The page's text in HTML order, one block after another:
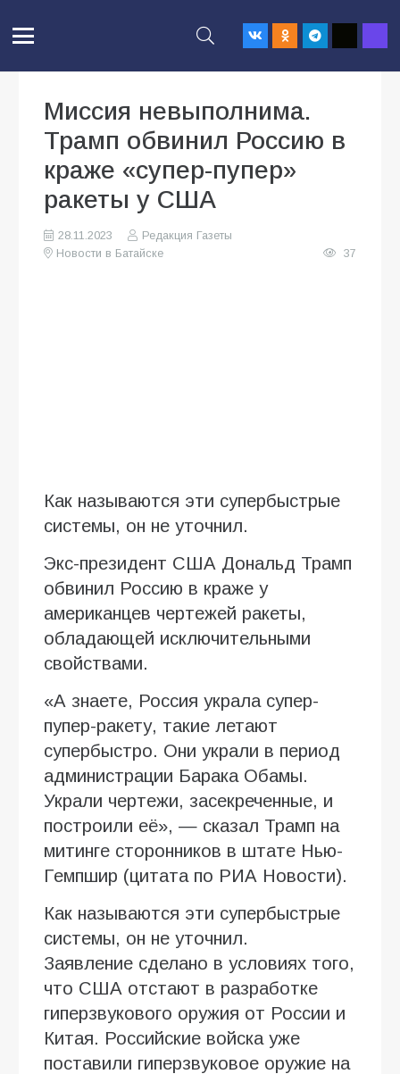
Миссия невыполнима.
Трамп обвинил Россию в
краже «супер-пупер»
ракеты у США
28.11.2023
Редакция Газеты
Новости в Батайске
37
Как называются эти супербыстрые
системы, он не уточнил.
Экс-президент США Дональд Трамп
обвинил Россию в краже у
американцев чертежей ракеты,
обладающей исключительными
свойствами.
«А знаете, Россия украла супер-
пупер-ракету, такие летают
супербыстро. Они украли в период
администрации Барака Обамы.
Украли чертежи, засекреченные, и
построили её», — сказал Трамп на
митинге сторонников в штате Нью-
Гемпшир (цитата по РИА Новости).
Как называются эти супербыстрые
системы, он не уточнил.
Заявление сделано в условиях того,
что США отстают в разработке
гиперзвукового оружия от России и
Китая. Российские войска уже
поставили гиперзвуковое оружие на